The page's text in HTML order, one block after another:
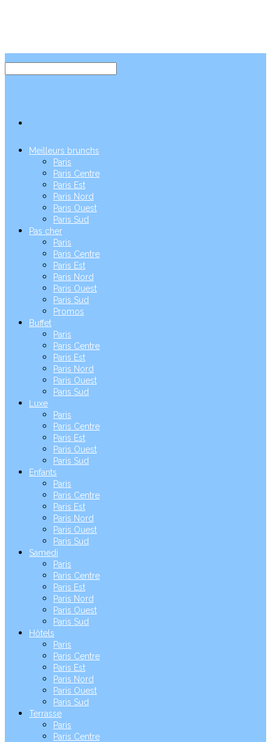
Meilleurs brunchs
Paris
Paris Centre
Paris Est
Paris Nord
Paris Ouest
Paris Sud
Pas cher
Paris
Paris Centre
Paris Est
Paris Nord
Paris Ouest
Paris Sud
Promos
Buffet
Paris
Paris Centre
Paris Est
Paris Nord
Paris Ouest
Paris Sud
Luxe
Paris
Paris Centre
Paris Est
Paris Ouest
Paris Sud
Enfants
Paris
Paris Centre
Paris Est
Paris Nord
Paris Ouest
Paris Sud
Samedi
Paris
Paris Centre
Paris Est
Paris Nord
Paris Ouest
Paris Sud
Hôtels
Paris
Paris Centre
Paris Est
Paris Nord
Paris Ouest
Paris Sud
Terrasse
Paris
Paris Centre